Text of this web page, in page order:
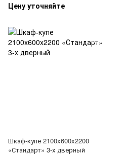
Цену уточняйте
Шкаф-купе 2100x600x2200
«Стандарт» 3-х дверный